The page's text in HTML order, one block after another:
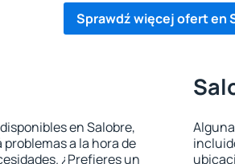
Sprawdź więcej ofert en
en Salobre,
a la hora de
¿Prefieres un